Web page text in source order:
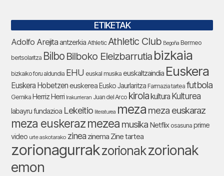
ETIKETAK
Adolfo Arejitaantzerkia Athletic Athletic Club Begoña Bermeo
bertsolaritza Bilbo Bilboko Eleizbarrutia bizkaia
bizkaiko foru aldundia EHU euskal musika euskaltzaindia Euskera
Euskera Hobetzeneuskerea Eusko Jaurlaritza Farmazia tartea futbola
Gernika Herriz Herri Irakurrieran Juan del Arco kirolakultura Kulturea
labayru fundazioa Lekeitio literaturea meza meza euskaraz
meza euskerazmezea musika Netflix osasuna prime
video urte askotarako zinea zinema Zine tartea
zorionagurrakzorionakzorionak
emon